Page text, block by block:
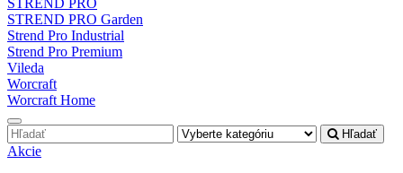
STREND PRO
STREND PRO Garden
Strend Pro Industrial
Strend Pro Premium
Vileda
Worcraft
Worcraft Home
Hľadať
Akcie